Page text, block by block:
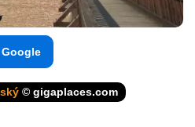
© gigaplaces.com